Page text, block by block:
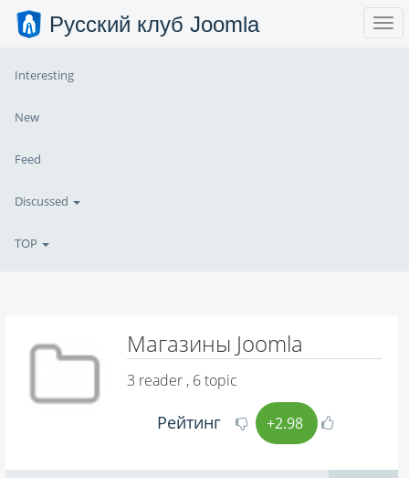
Русский клуб Joomla
Interesting
New
Feed
Discussed
TOP
Магазины Joomla
3 reader , 6 topic
Рейтинг +2.98